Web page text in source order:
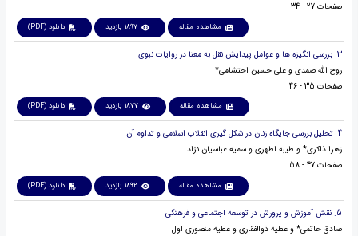
صفحات 27 - 34
مشاهده مقاله 1897 بازدید دانلود (PDF)
3. بررسی انگیزه ها و عوامل پیدایش نقل به معنا در روایات نبوی
روح الله صمدی و علی حسین احتشامی*
صفحات 35 - 46
مشاهده مقاله 1877 بازدید دانلود (PDF)
4. تحلیل بررسی جایگاه زنان در شکل گیری انقلاب اسلامی و تداوم آن
زهرا ذاکری* و طیبه اطهری و سمیه عباسیان نژاد
صفحات 47 - 58
مشاهده مقاله 1892 بازدید دانلود (PDF)
5. نقش آموزش و پرورش در توسعه اجتماعی و فرهنگی
صادق حاتمی* و عطیه ذوالفقاری و عطیه منصوری اول